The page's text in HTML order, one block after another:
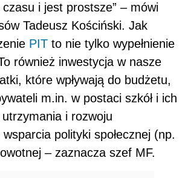
i jest prostsze” – mówi
Tadeusz Kościński. Jak
PIT to nie tylko wypełnienie
również inwestycja w nasze
które wpływają do budżetu,
m.in. w postaci szkół i ich
i rozwoju
polityki społecznej (np.
– zaznacza szef MF.